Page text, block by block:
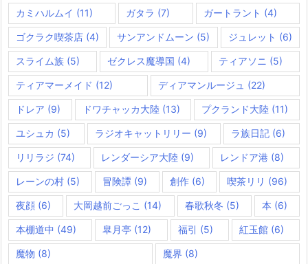
カミハルムイ (11) ガタラ (7) ガートラント (4)
ゴクラク喫茶店 (4) サンアンドムーン (5) ジュレット (6)
スライム族 (5) ゼクレス魔導国 (4) ティアソニ (5)
ティアマーメイド (12) ディアマンルージュ (22)
ドレア (9) ドワチャッカ大陸(13) プクランド大陸 (11)
ユシュカ (5) ラジオキャットリリー (9) ラ族日記 (6)
リリラジ (74) レンダーシア大陸 (9) レンドア港 (8)
レーンの村 (5) 冒険譚(9) 創作(6) 喫茶リリ (96)
夜顔 (6) 大岡越前ごっこ (14) 春歌秋冬 (5) 本 (6)
本棚道中 (49) 皐月亭 (12) 福引 (5) 紅玉館(6)
魔物 (8) 魔界 (8)